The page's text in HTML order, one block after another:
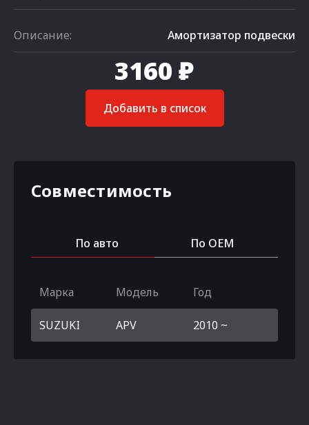
Описание: Амортизатор подвески
3160 ₽
Добавить в список
Совместимость
По авто По OEM
Марка Модель Год
SUZUKI APV 2010 ~